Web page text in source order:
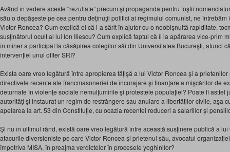
Având în vedere aceste “rezultate” precum şi propaganda pentru foştii
său o depăşeste pe cea pentru deţinuţii politici ai regimului comunist, ne întrebăm
Victor Roncea? Cum explică el că i-a sărit în ajutor cu o neobişnuită rapiditate,
susţinătorul ocult al lui Ion Iliescu? Cum explică faptul că îi ia apărarea vice-prim
în miner a participat la căsăpirea colegilor săi din Universitatea Bucureşti, atunci
intervenţiei unui ofiter SRI?
Exista oare vreo legătură între apropierea făţişă a lui Victor Roncea şi a
directivele recente ale francmasoneriei de încurajare şi finanţare a mişcărilor de
deturnate în violenţe sociale nemulţumirile şi protestele populaţiei? Poate fi astfel
autorităţi şi instaurat un regim de restrângere sau anulare a libertăţilor civile, aşa
apelarea la art. 53 din Constituţie, cu ocazia recentei reduceri a salariilor şi
Şi nu în ultimul rând, există oare vreo legătură între această susţinere publică a
atacurile diversioniste pe care Victor Roncea şi prietenul său, avocatul
împotriva MISA, în preajma verdictelor în procesele yoghinilor?